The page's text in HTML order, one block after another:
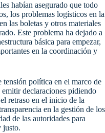
habían asegurado que todo
los problemas logísticos en la
las boletas y otros materiales
Este problema ha dejado a
básica para empezar,
en la coordinación y
política en el marco de
emitir declaraciones pidiendo
retraso en el inicio de la
en la gestión de los
de las autoridades para
justo.